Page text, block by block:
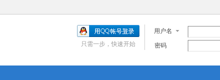
用户名
密码
只需一步，快速开始